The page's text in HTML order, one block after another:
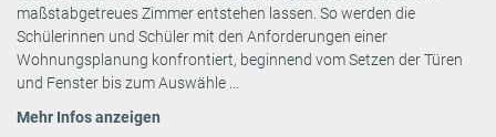
maßstabgetreues Zimmer entstehen lassen. So werden die
Schülerinnen und Schüler mit den Anforderungen einer
Wohnungsplanung konfrontiert, beginnend vom Setzen der Türen
und Fenster bis zum Auswähle ...
Mehr Infos anzeigen